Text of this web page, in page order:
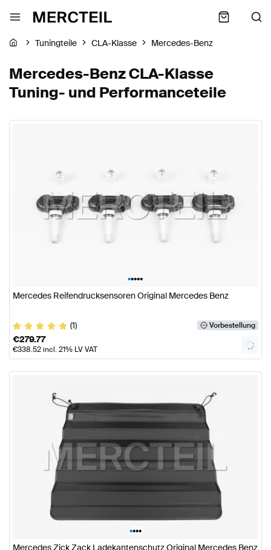
Tuningteile CLA-Klasse Mercedes-Benz
Mercedes-Benz CLA-Klasse
Tuning- und Performanceteile
•••••
Mercedes Reifendrucksensoren Original Mercedes Benz
(1) Vorbestellung
€279.77
€338.52incl. 21% LV VAT
••••
Mercedes Zick Zack Ladekantenschutz Original Mercedes Benz